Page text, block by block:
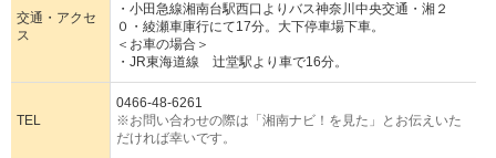
交通・アクセ
ス
・小田急線湘南台駅西口よりバス神奈川中央交通・湘２
０・綾瀬車庫行にて17分。大下停車場下車。
＜お車の場合＞
・JR東海道線 辻堂駅より車で16分。
TEL
0466-48-6261
※お問い合わせの際は「湘南ナビ！を見た」とお伝えいた
だければ幸いです。